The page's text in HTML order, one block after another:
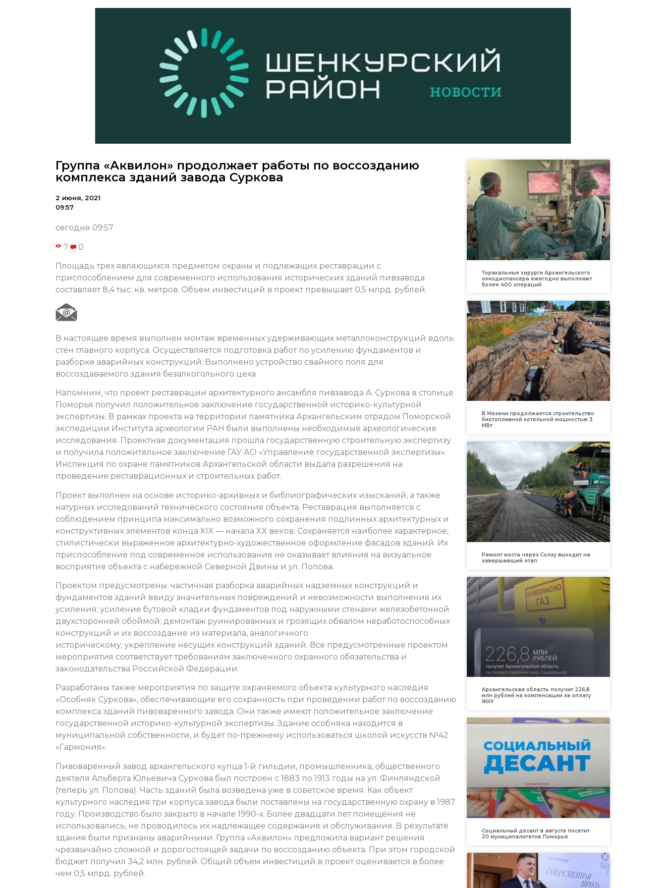
Группа «Аквилон» продолжает работы по воссозданию
комплекса зданий завода Суркова
2 июня, 2021
09:57
сегодня 09:57
7 0
Площадь трех являющихся предметом охраны и подлежащих реставрации с
приспособлением для современного использования исторических зданий пивзавода
составляет 8,4 тыс. кв. метров. Объем инвестиций в проект превышает 0,5 млрд. рублей.
В настоящее время выполнен монтаж временных удерживающих металлоконструкций вдоль
стен главного корпуса. Осуществляется подготовка работ по усилению фундаментов и
разборке аварийных конструкций. Выполнено устройство свайного поля для
воссоздаваемого здания безалкогольного цеха.
Напомним, что проект реставрации архитектурного ансамбля пивзавода А. Суркова в столице
Поморья получил положительное заключение государственной историко-культурной
экспертизы. В рамках проекта на территории памятника Архангельским отрядом Поморской
экспедиции Института археологии РАН были выполнены необходимые археологические
исследования. Проектная документация прошла государственную строительную экспертизу
и получила положительное заключение ГАУ АО «Управление государственной экспертизы».
Инспекция по охране памятников Архангельской области выдала разрешения на
проведение реставрационных и строительных работ.
Проект выполнен на основе историко-архивных и библиографических изысканий, а также
натурных исследований технического состояния объекта. Реставрация выполняется с
соблюдением принципа максимально возможного сохранения подлинных архитектурных и
конструктивных элементов конца XIX — начала XX веков. Сохраняется наиболее характерное,
стилистически выраженное архитектурно-художественное оформление фасадов зданий. Их
приспособление под современное использование не оказывает влияния на визуальное
восприятие объекта с набережной Северной Двины и ул. Попова.
Проектом предусмотрены: частичная разборка аварийных надземных конструкций и
фундаментов зданий ввиду значительных повреждений и невозможности выполнения их
усиления; усиление бутовой кладки фундаментов под наружными стенами железобетонной
двухсторонней обоймой; демонтаж руинированных и грозящих обвалом неработоспособных
конструкций и их воссоздание из материала, аналогичного
историческому; укрепление несущих конструкций зданий. Все предусмотренные проектом
мероприятия соответствует требованиям заключенного охранного обязательства и
законодательства Российской Федерации.
Разработаны также мероприятия по защите охраняемого объекта культурного наследия
«Особняк Суркова», обеспечивающие его сохранность при проведении работ по воссозданию
комплекса зданий пивоваренного завода. Они также имеют положительное заключение
государственной историко-культурной экспертизы. Здание особняка находится в
муниципальной собственности, и будет по-прежнему использоваться школой искусств №42
«Гармония».
Пивоваренный завод архангельского купца 1-й гильдии, промышленника, общественного
деятеля Альберта Юльевича Суркова был построен с 1883 по 1913 годы на ул. Финляндской
(теперь ул. Попова). Часть зданий была возведена уже в советское время. Как объект
культурного наследия три корпуса завода были поставлены на государственную охрану в 1987
году. Производство было закрыто в начале 1990-х. Более двадцати лет помещения не
использовались, не проводилось их надлежащее содержание и обслуживание. В результате
здания были признаны аварийными. Группа «Аквилон» предложила вариант решения
чрезвычайно сложной и дорогостоящей задачи по воссозданию объекта. При этом городской
бюджет получил 34,2 млн. рублей. Общий объем инвестиций в проект оценивается в более
чем 0,5 млрд. рублей.
Торакальные хирурги Архангельского
онкодиспансера ежегодно выполняют
более 400 операций
В Мезени продолжается строительство
биотопливной котельной мощностью 3
МВт
Ремонт моста через Солзу выходит на
завершающий этап
Архангельская область получит 226,8
млн рублей на компенсации за оплату
ЖКУ
Социальный десант в августе посетит
20 муниципалитетов Поморья